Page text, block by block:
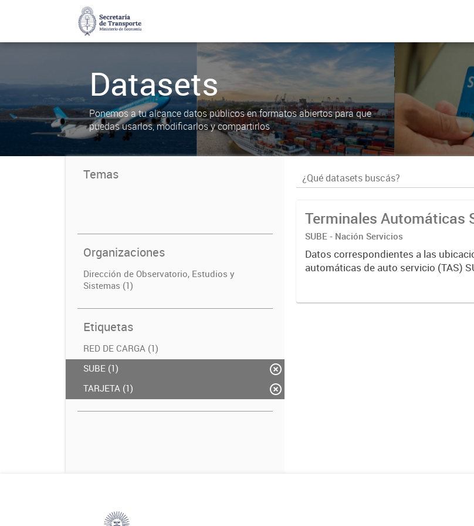
Datasets
Ponemos a tu alcance datos públicos en formatos abiertos para que
puedas usarlos, modificarlos y compartirlos
Temas
Organizaciones
Dirección de Observatorio, Estudios y
Sistemas (1)
Etiquetas
RED DE CARGA (1)
SUBE (1)
TARJETA (1)
Terminales Automáticas
SUBE - Nación Servicios
Datos correspondientes a las
automáticas de auto servicio (TAS)